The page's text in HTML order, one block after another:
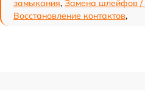
замыкания, Замена шлейфов /
Восстановление контактов,